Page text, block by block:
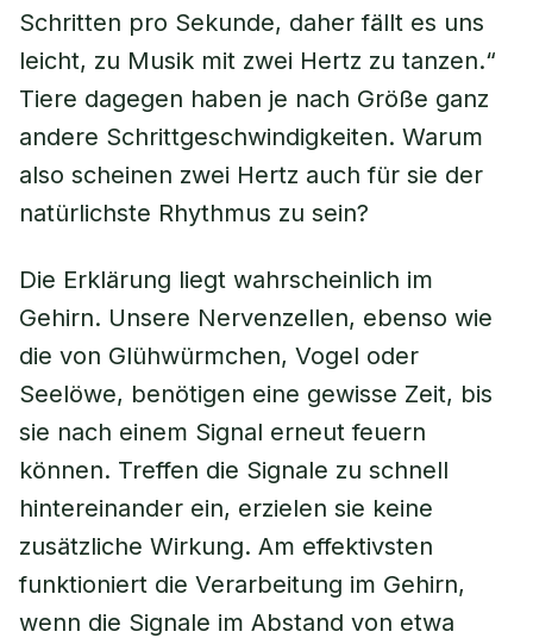
Schritten pro Sekunde, daher fällt es uns
leicht, zu Musik mit zwei Hertz zu tanzen.“
Tiere dagegen haben je nach Größe ganz
andere Schrittgeschwindigkeiten. Warum
also scheinen zwei Hertz auch für sie der
natürlichste Rhythmus zu sein?
Die Erklärung liegt wahrscheinlich im
Gehirn. Unsere Nervenzellen, ebenso wie
die von Glühwürmchen, Vogel oder
Seelöwe, benötigen eine gewisse Zeit, bis
sie nach einem Signal erneut feuern
können. Treffen die Signale zu schnell
hintereinander ein, erzielen sie keine
zusätzliche Wirkung. Am effektivsten
funktioniert die Verarbeitung im Gehirn,
wenn die Signale im Abstand von etwa